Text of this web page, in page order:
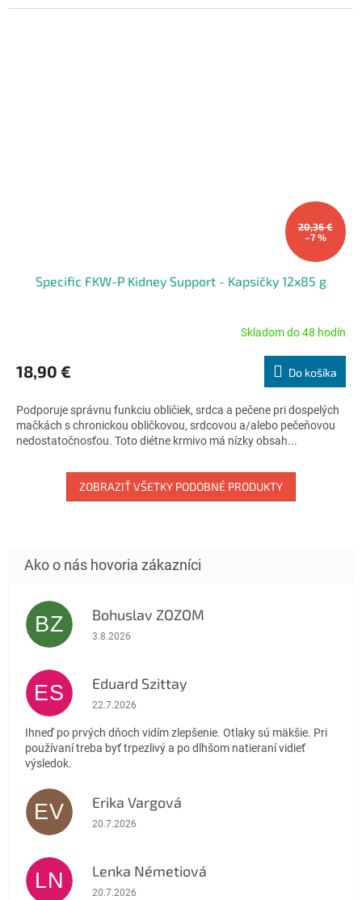
20,36 €
–7 %
Specific FKW-P Kidney Support - Kapsičky 12x85 g
produktu
je
z
5
hviezdičiek.
Skladom do 48 hodín
18,90 € Do košíka
Podporuje správnu funkciu obličiek, srdca a pečene pri dospelých
mačkách s chronickou obličkovou, srdcovou a/alebo pečeňovou
nedostatočnosťou. Toto diétne krmivo má nízky obsah...
ZOBRAZIŤ VŠETKY PODOBNÉ PRODUKTY
BZ Bohuslav ZOZOM
Hodnotenie obchodu je 5 z 5 hviezdičiek.
3.8.2026
ES Eduard Szittay
Hodnotenie obchodu je 5 z 5 hviezdičiek.
22.7.2026
Ihneď po prvých dňoch vidím zlepšenie. Otlaky sú mäkšie. Pri
používaní treba byť trpezlivý a po dlhšom natieraní vidieť
výsledok.
EV Erika Vargová
Hodnotenie obchodu je 5 z 5 hviezdičiek.
20.7.2026
LN Lenka Németiová
Hodnotenie obchodu je 5 z 5 hviezdičiek.
20.7.2026